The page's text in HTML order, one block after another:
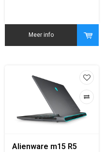
Meer info
Alienware m15 R5